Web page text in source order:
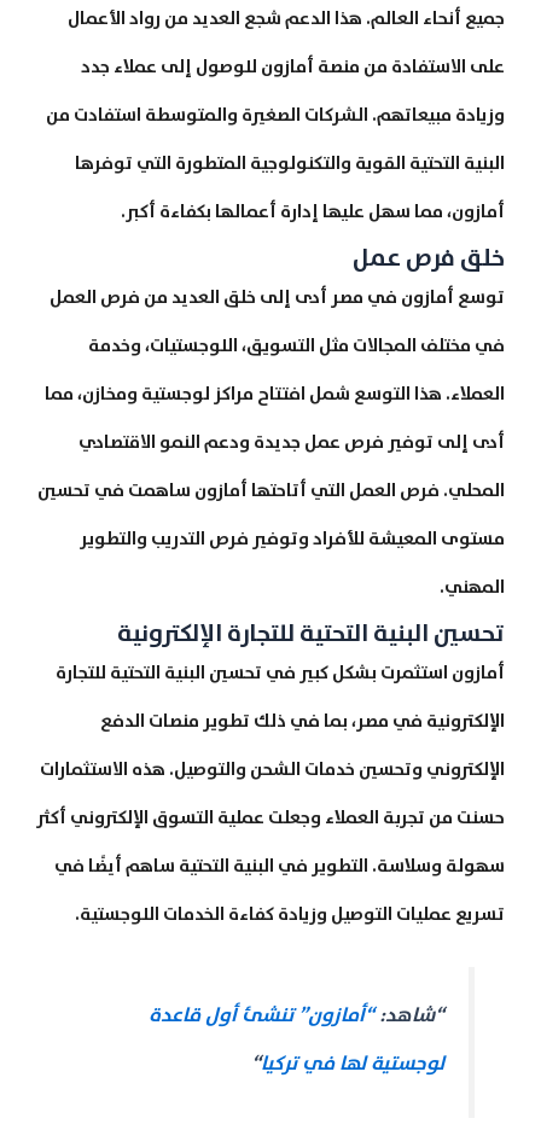
جميع أنحاء العالم. هذا الدعم شجع العديد من رواد الأعمال
على الاستفادة من منصة أمازون للوصول إلى عملاء جدد
وزيادة مبيعاتهم. الشركات الصغيرة والمتوسطة استفادت من
البنية التحتية القوية والتكنولوجية المتطورة التي توفرها
أمازون، مما سهل عليها إدارة أعمالها بكفاءة أكبر.
خلق فرص عمل
توسع أمازون في مصر أدى إلى خلق العديد من فرص العمل
في مختلف المجالات مثل التسويق، اللوجستيات، وخدمة
العملاء. هذا التوسع شمل افتتاح مراكز لوجستية ومخازن، مما
أدى إلى توفير فرص عمل جديدة ودعم النمو الاقتصادي
المحلي. فرص العمل التي أتاحتها أمازون ساهمت في تحسين
مستوى المعيشة للأفراد وتوفير فرص التدريب والتطوير
المهني.
تحسين البنية التحتية للتجارة الإلكترونية
أمازون استثمرت بشكل كبير في تحسين البنية التحتية للتجارة
الإلكترونية في مصر، بما في ذلك تطوير منصات الدفع
الإلكتروني وتحسين خدمات الشحن والتوصيل. هذه الاستثمارات
حسنت من تجربة العملاء وجعلت عملية التسوق الإلكتروني أكثر
سهولة وسلاسة. التطوير في البنية التحتية ساهم أيضًا في
تسريع عمليات التوصيل وزيادة كفاءة الخدمات اللوجستية.
“شاهد:“أمازون” تنشئ أول قاعدة
لوجستية لها في تركيا“